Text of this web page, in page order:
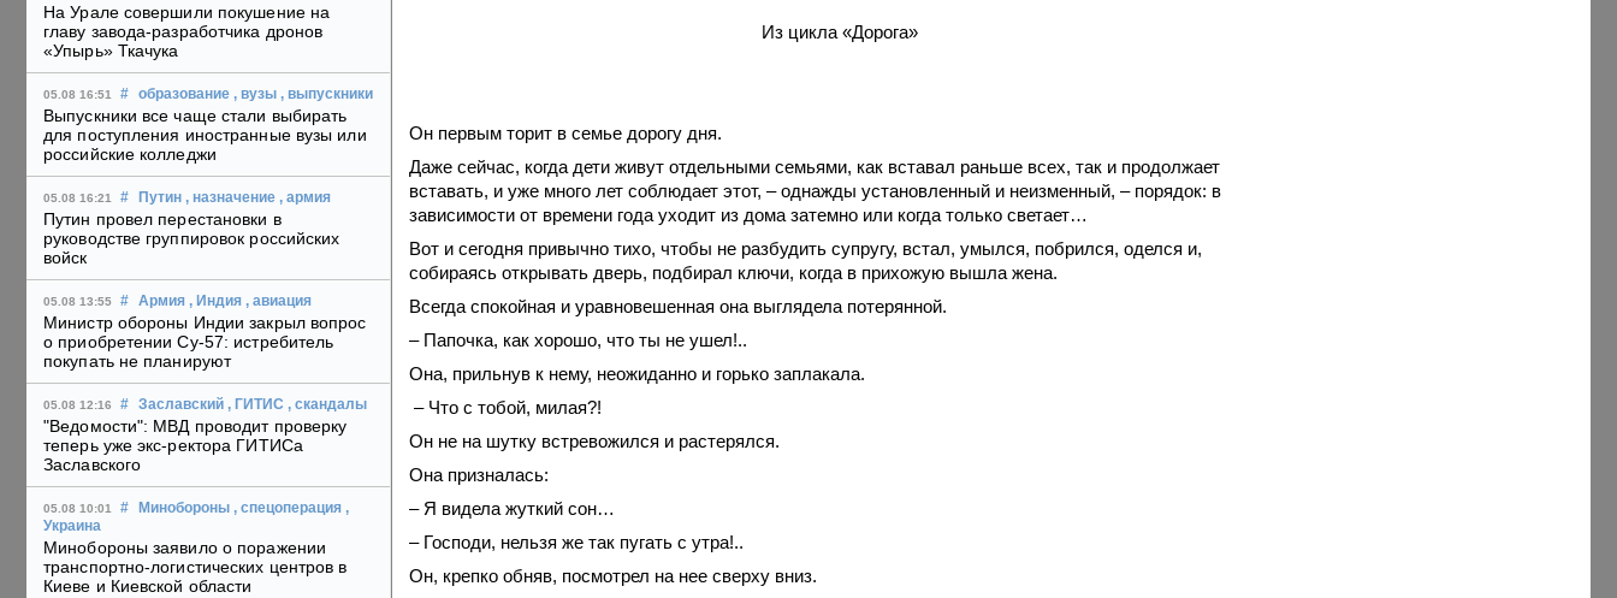
На Урале совершили покушение на
главу завода-разработчика дронов
«Упырь» Ткачука
05.08 16:51 # образование , вузы , выпускники
Выпускники все чаще стали выбирать
для поступления иностранные вузы или
российские колледжи
05.08 16:21 # Путин , назначение , армия
Путин провел перестановки в
руководстве группировок российских
войск
05.08 13:55 # Армия , Индия , авиация
Министр обороны Индии закрыл вопрос
о приобретении Су-57: истребитель
покупать не планируют
05.08 12:16 # Заславский , ГИТИС , скандалы
"Ведомости": МВД проводит проверку
теперь уже экс-ректора ГИТИСа
Заславского
05.08 10:01 # Минобороны , спецоперация ,
Украина
Минобороны заявило о поражении
транспортно-логистических центров в
Киеве и Киевской области
Из цикла «Дорога»
Он первым торит в семье дорогу дня.
Даже сейчас, когда дети живут отдельными семьями, как вставал раньше всех, так и продолжает
вставать, и уже много лет соблюдает этот, – однажды установленный и неизменный, – порядок: в
зависимости от времени года уходит из дома затемно или когда только светает…
Вот и сегодня привычно тихо, чтобы не разбудить супругу, встал, умылся, побрился, оделся и,
собираясь открывать дверь, подбирал ключи, когда в прихожую вышла жена.
Всегда спокойная и уравновешенная она выглядела потерянной.
– Папочка, как хорошо, что ты не ушел!..
Она, прильнув к нему, неожиданно и горько заплакала.
– Что с тобой, милая?!
Он не на шутку встревожился и растерялся.
Она призналась:
– Я видела жуткий сон…
– Господи, нельзя же так пугать с утра!..
Он, крепко обняв, посмотрел на нее сверху вниз.